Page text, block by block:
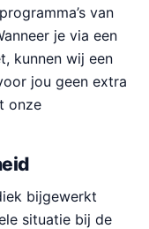
van
je via een
kunnen wij een
jou geen extra
onze
bijgewerkt
situatie bij de